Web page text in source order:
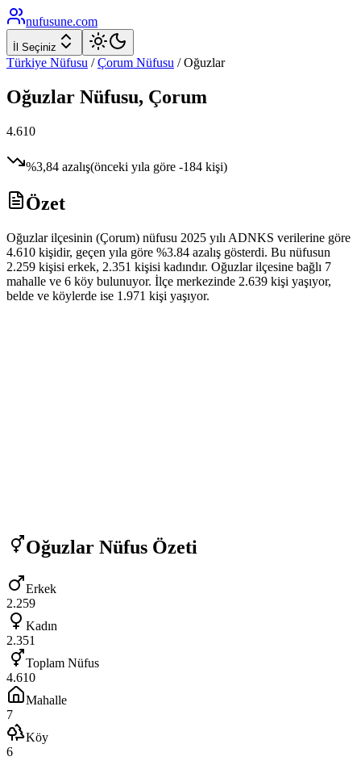
nufusune.com
İl Seçiniz
Türkiye Nüfusu / Çorum Nüfusu /Oğuzlar
Oğuzlar Nüfusu, Çorum
4.610
%3,84 azalış(önceki yıla göre -184 kişi)
Özet
Oğuzlar ilçesinin (Çorum) nüfusu 2025 yılı ADNKS verilerine göre
4.610 kişidir, geçen yıla göre %3.84 azalış gösterdi. Bu nüfusun
2.259 kişisi erkek, 2.351 kişisi kadındır. Oğuzlar ilçesine bağlı 7
mahalle ve 6 köy bulunuyor. İlçe merkezinde 2.639 kişi yaşıyor,
belde ve köylerde ise 1.971 kişi yaşıyor.
Oğuzlar Nüfus Özeti
Erkek
2.259
Kadın
2.351
Toplam Nüfus
4.610
Mahalle
7
Köy
6